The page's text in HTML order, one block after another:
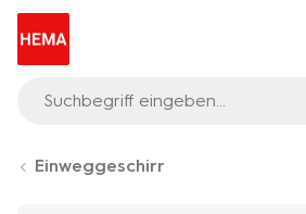
Suchbegriff eingeben...
Einweggeschirr